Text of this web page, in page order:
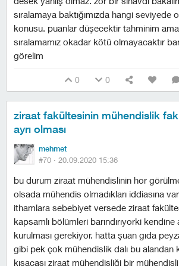
sıralamaya baktığımızda hangi seviyede
konusu. puanlar düşecektir tahminim
sıralamamız okadar kötü olmayacaktır
görelim
0 0
ziraat fakültesinin mühendislik
ayrı olması
mehmet
#70 · 20.09.2020 15:36
bu durum ziraat mühendislinin hor
olsada mühendis olmadıkları iddiasına
ithamlara sebebiyet versede ziraat
kapsamlı bölümleri barındırıyorki
kurulması gerekiyor. hatta şuan gıda
gibi pek çok mühendislik dalı bu alandan
kısacası ziraat mühendisliği bir